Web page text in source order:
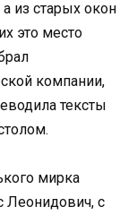
из старых окон
это место
компании,
тексты
мирка
Леонидович, с